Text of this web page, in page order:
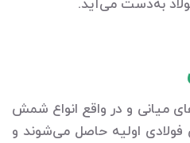
به‌دست می‌آید.
میانی و در واقع انواع شمش
اولیه حاصل می‌شوند و